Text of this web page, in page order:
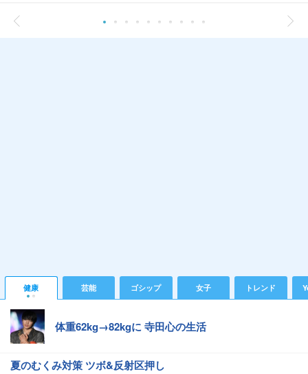
健康 芸能 ゴシップ 女子 トレンド
体重62kg→82kgに 寺田心の生活
夏のむくみ対策 ツボ&反射区押し